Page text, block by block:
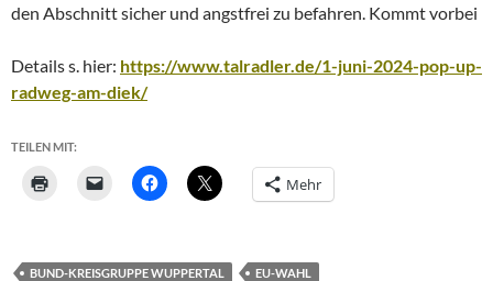
den Abschnitt sicher und angstfrei zu befahren. Kommt vorbei
Details s. hier: https://www.talradler.de/1-juni-2024-pop-up-
radweg-am-diek/
TEILEN MIT:
Mehr
BUND-KREISGRUPPE WUPPERTAL
EU-WAHL